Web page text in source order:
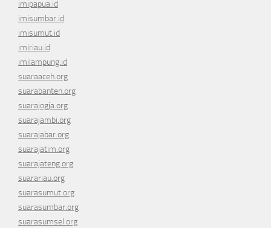
imipapua.id
imisumbar.id
imisumut.id
imiriau.id
imilampung.id
suaraaceh.org
suarabanten.org
suarajogja.org
suarajambi.org
suarajabar.org
suarajatim.org
suarajateng.org
suarariau.org
suarasumut.org
suarasumbar.org
suarasumsel.org